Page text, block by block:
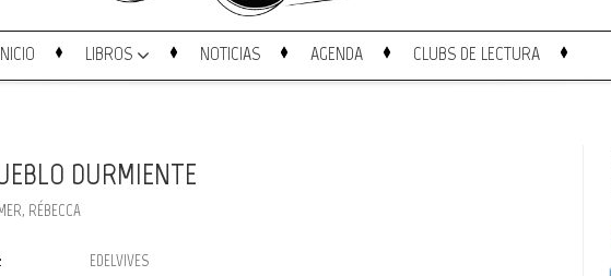
LIBROS NOTICIAS AGENDA CLUBS DE LECTURA
DURMIENTE
RÉBECCA
EDELVIVES